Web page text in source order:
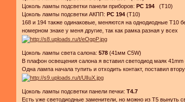
Цоколь лампы подсветки панели приборов:PС 194 (T10)
Цоколь лампы подсветки АКПП:PС 194 (T10)
168 и 194 также одинаковые, меняются на однодиодные T10
номерном знаке у меня другие, так как рамка разная у всех
Цоколь лампы света салона:578(41мм C5W)
В плафон освещения салона я вставил светодиод маяк
Одна лампа начала тупить и отходить контакт, поставил
Цоколь лампы подсветки панели печки:Т4.7
Есть уже светодиодные заменители, но можно из Т5 вынуть